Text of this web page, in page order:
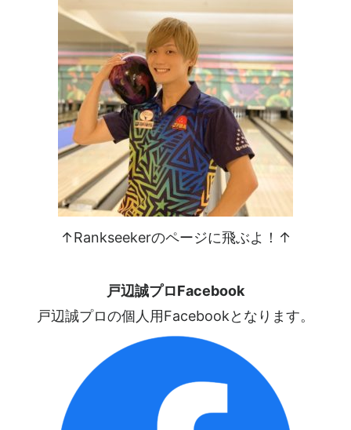
↑Rankseekerのページに飛ぶよ！↑
戸辺誠プロFacebook
戸辺誠プロの個人用Facebookとなります。